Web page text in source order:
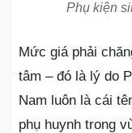
Phụ kiện
Mức giá phải
tâm – đó là lý do
Nam luôn là cái
phụ huynh trong